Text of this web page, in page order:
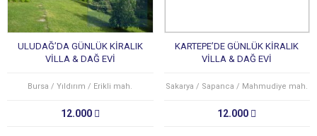
ULUDAĞ’DA GÜNLÜK KİRALIK
VİLLA & DAĞ EVİ
Bursa / Yıldırım / Erikli mah.
12.000
KARTEPE’DE GÜNLÜK KİRALIK
VİLLA & DAĞ EVİ
Sakarya / Sapanca / Mahmudiye mah.
12.000